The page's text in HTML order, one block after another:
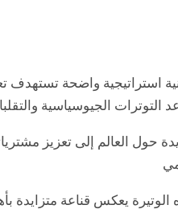
استراتيجية واضحة تستهدف
الجيوسياسية
حول العالم إلى تعزيز
يعكس قناعة متزايدة